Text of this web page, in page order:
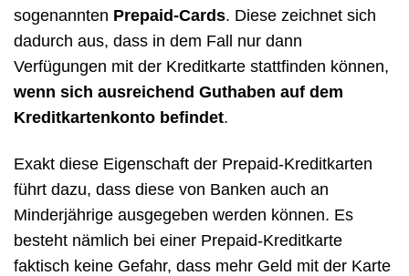
sogenannten Prepaid-Cards. Diese zeichnet sich
dadurch aus, dass in dem Fall nur dann
Verfügungen mit der Kreditkarte stattfinden können,
wenn sich ausreichend Guthaben auf dem
Kreditkartenkonto befindet.
Exakt diese Eigenschaft der Prepaid-Kreditkarten
führt dazu, dass diese von Banken auch an
Minderjährige ausgegeben werden können. Es
besteht nämlich bei einer Prepaid-Kreditkarte
faktisch keine Gefahr, dass mehr Geld mit der Karte